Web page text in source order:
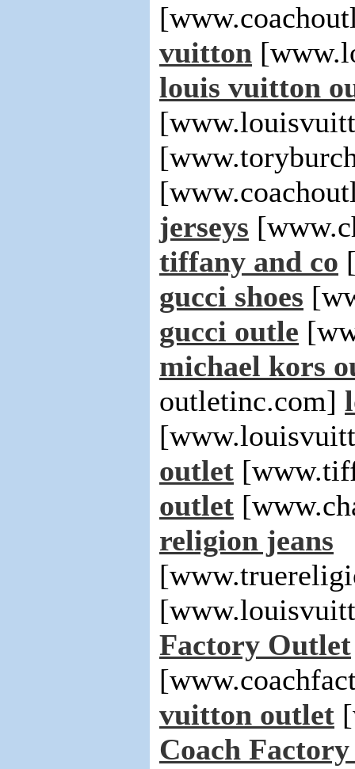
vuitton
louis vuitton
jerseys
tiffany and co
gucci shoes
gucci outle
michael kors
outletinc.com]
outlet
outlet
religion jeans
Factory Outlet
vuitton outlet
Coach